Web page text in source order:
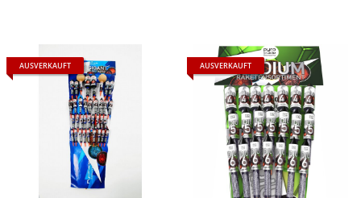
AUSVERKAUFT AUSVERKAUFT